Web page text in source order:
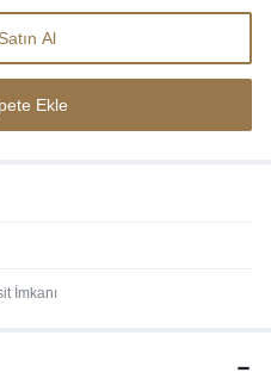
Ekle
Al
İmkanı